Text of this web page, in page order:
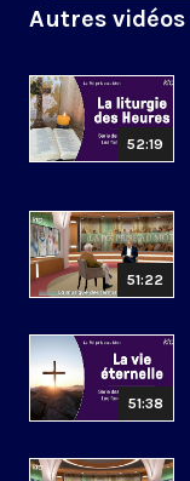
Autres
52:19
51:22
51:38